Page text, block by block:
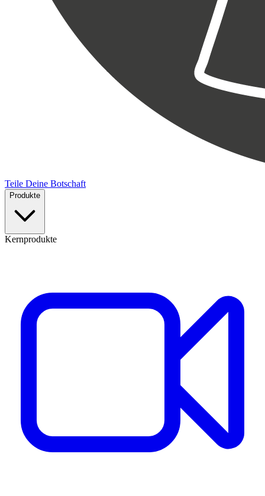
Teile Deine Botschaft
Produkte
Kernprodukte